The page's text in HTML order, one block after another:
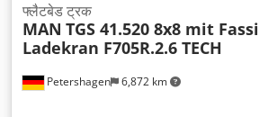
Petershagen 6,872 km
फ्लैटबेड ट्रक
MAN TGS 41.520 8x8 mit Fassi
Ladekran F705R.2.6 TECH